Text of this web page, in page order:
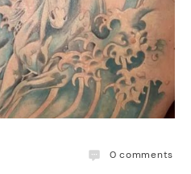
0 comments